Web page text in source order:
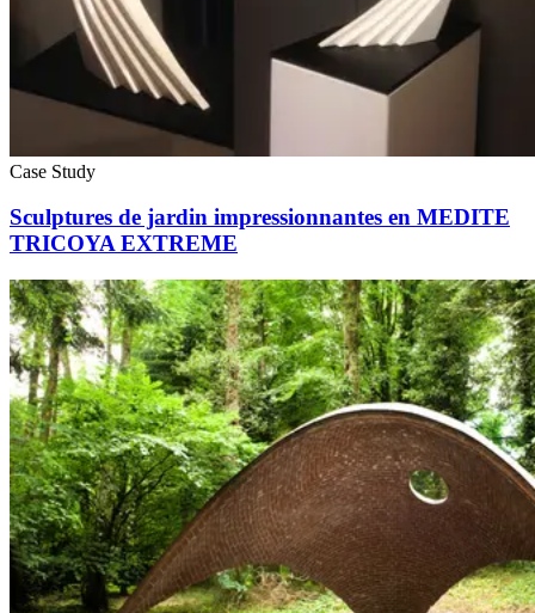
Case Study
Sculptures de jardin impressionnantes en MEDITE
TRICOYA EXTREME